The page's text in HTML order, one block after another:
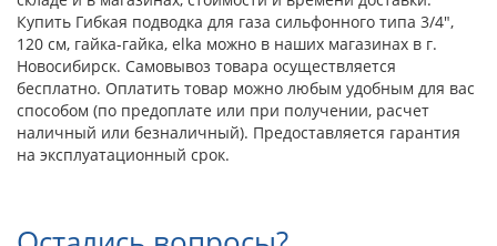
Купить Гибкая подводка для газа сильфонного типа 3/4",
120 см, гайка-гайка, elka можно в наших магазинах в г.
Новосибирск. Самовывоз товара осуществляется
бесплатно. Оплатить товар можно любым удобным для вас
способом (по предоплате или при получении, расчет
наличный или безналичный). Предоставляется гарантия
на эксплуатационный срок.